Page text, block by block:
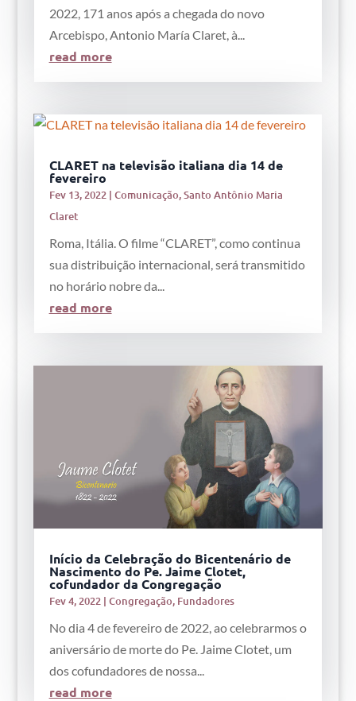
2022, 171 anos após a chegada do novo
Arcebispo, Antonio María Claret, à...
read more
CLARET na televisão italiana dia 14 de
fevereiro
Fev 13, 2022| Comunicação,Santo Antônio Maria
Claret
Roma, Itália. O filme “CLARET”, como continua
sua distribuição internacional, será transmitido
no horário nobre da...
read more
Início da Celebração do Bicentenário de
Nascimento do Pe. Jaime Clotet,
cofundador da Congregação
Fev 4, 2022| Congregação, Fundadores
No dia 4 de fevereiro de 2022, ao celebrarmos o
aniversário de morte do Pe. Jaime Clotet, um
dos cofundadores de nossa...
read more